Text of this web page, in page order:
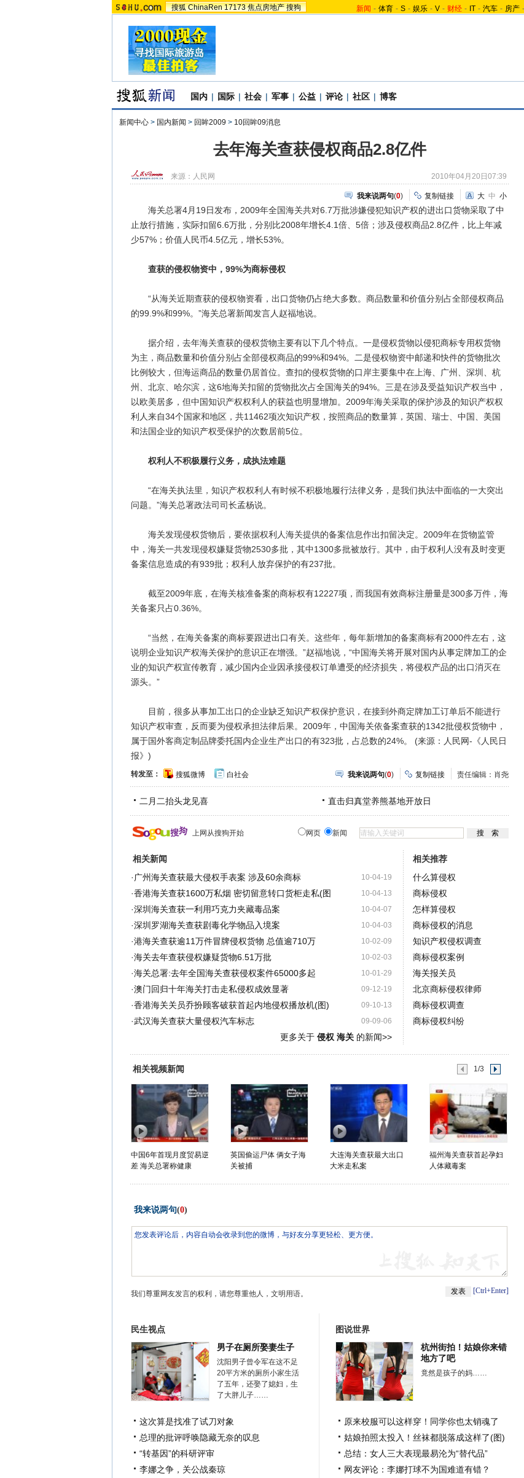
搜狐 ChinaRen 17173 焦点房地产 搜狗 新闻 - 体育 - S - 娱乐 - V - 财经 - IT - 汽车 - 房产 -
国内 | 国际 | 社会 | 军事 | 公益 | 评论 | 社区 | 博客
新闻中心 > 国内新闻 > 回眸2009 > 10回眸09消息
去年海关查获侵权商品2.8亿件
来源： 人民网 2010年04月20日07:39
我来说两句(0) 复制链接 大 中 小
海关总署4月19日发布，2009年全国海关共对6.7万批涉嫌侵犯知识产权的进出口货物采取了中
止放行措施，实际扣留6.6万批，分别比2008年增长4.1倍、5倍；涉及侵权商品2.8亿件，比上年减
少57%；价值人民币4.5亿元，增长53%。
查获的侵权物资中，99%为商标侵权
“从海关近期查获的侵权物资看，出口货物仍占绝大多数。商品数量和价值分别占全部侵权商品
的99.9%和99%。”海关总署新闻发言人赵福地说。
据介绍，去年海关查获的侵权货物主要有以下几个特点。一是侵权货物以侵犯商标专用权货物
为主，商品数量和价值分别占全部侵权商品的99%和94%。二是侵权物资中邮递和快件的货物批次
比例较大，但海运商品的数量仍居首位。查扣的侵权货物的口岸主要集中在上海、广州、深圳、杭
州、北京、哈尔滨，这6地海关扣留的货物批次占全国海关的94%。三是在涉及受益知识产权当中，
以欧美居多，但中国知识产权权利人的获益也明显增加。2009年海关采取的保护涉及的知识产权权
利人来自34个国家和地区，共11462项次知识产权，按照商品的数量算，英国、瑞士、中国、美国
和法国企业的知识产权受保护的次数居前5位。
权利人不积极履行义务，成执法难题
“在海关执法里，知识产权权利人有时候不积极地履行法律义务，是我们执法中面临的一大突出
问题。”海关总署政法司司长孟杨说。
海关发现侵权货物后，要依据权利人海关提供的备案信息作出扣留决定。2009年在货物监管
中，海关一共发现侵权嫌疑货物2530多批，其中1300多批被放行。其中，由于权利人没有及时变更
备案信息造成的有939批；权利人放弃保护的有237批。
截至2009年底，在海关核准备案的商标权有12227项，而我国有效商标注册量是300多万件，海
关备案只占0.36%。
“当然，在海关备案的商标要跟进出口有关。这些年，每年新增加的备案商标有2000件左右，这
说明企业知识产权海关保护的意识正在增强。”赵福地说，“中国海关将开展对国内从事定牌加工的企
业的知识产权宣传教育，减少国内企业因承接侵权订单遭受的经济损失，将侵权产品的出口消灭在
源头。”
目前，很多从事加工出口的企业缺乏知识产权保护意识，在接到外商定牌加工订单后不能进行
知识产权审查，反而要为侵权承担法律后果。2009年，中国海关依备案查获的1342批侵权货物中，
属于国外客商定制品牌委托国内企业生产出口的有323批，占总数的24%。 (来源：人民网-《人民日
报》)
转发至： 搜狐微博 白社会 我来说两句(0) 复制链接 责任编辑：肖尧
二月二抬头龙见喜 直击归真堂养熊基地开放日
上网从搜狗开始 网页 新闻
相关新闻
10-04-19
· 广州海关查获最大侵权手表案 涉及60余商标
10-04-13
·香港海关查获1600万私烟 密切留意转口货柜走私(图
10-04-07
·深圳海关查获一利用巧克力夹藏毒品案
10-04-03
·深圳罗湖海关查获剧毒化学物品入境案
10-02-09
·港海关查获逾11万件冒牌侵权货物 总值逾710万
10-02-03
·海关去年查获侵权嫌疑货物6.51万批
10-01-29
·海关总署:去年全国海关查获侵权案件65000多起
09-12-19
·澳门回归十年海关打击走私侵权成效显著
09-10-13
·香港海关关员乔扮顾客破获首起内地侵权播放机(图)
09-09-06
·武汉海关查获大量侵权汽车标志
更多关于 侵权 海关的新闻>>
相关推荐
什么算侵权
商标侵权
怎样算侵权
商标侵权的消息
知识产权侵权调查
商标侵权案例
海关报关员
北京商标侵权律师
商标侵权调查
商标侵权纠纷
相关视频新闻 1/3
中国6年首现月度贸易逆
差 海关总署称健康
英国偷运尸体 俩女子海
关被捕
大连海关查获最大出口
大米走私案
福州海关查获首起孕妇
人体藏毒案
我来说两句(0)
我们尊重网友发言的权利，请您尊重他人，文明用语。 [Ctrl+Enter]
民生视点
男子在厕所娶妻生子
沈阳男子曾令军在这不足
20平方米的厕所小家生活
了五年，还娶了媳妇，生
了大胖儿子……
这次算是找准了试刀对象
总理的批评呼唤隐藏无奈的叹息
“转基因”的科研评审
李娜之争，关公战秦琼
图说世界
杭州街拍！姑娘你来错
地方了吧
竟然是孩子的妈……
原来校服可以这样穿！同学你也太销魂了
姑娘拍照太投入！丝袜都脱落成这样了(图)
总结：女人三大表现最易沦为“替代品”
网友评论：李娜打球不为国难道有错？